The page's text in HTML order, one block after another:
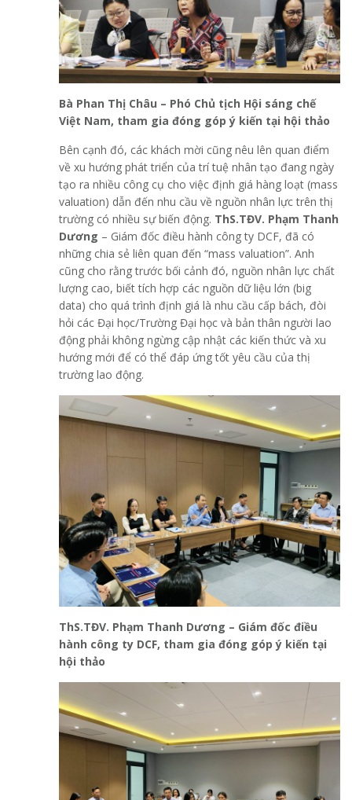
Bà Phan Thị Châu – Phó Chủ tịch Hội sáng chế
Việt Nam, tham gia đóng góp ý kiến tại hội thảo
Bên cạnh đó, các khách mời cũng nêu lên quan điểm
về xu hướng phát triển của trí tuệ nhân tạo đang ngày
tạo ra nhiều công cụ cho việc định giá hàng loạt (mass
valuation) dẫn đến nhu cầu về nguồn nhân lực trên thị
trường có nhiều sự biến động. ThS.TĐV. Phạm Thanh
Dương – Giám đốc điều hành công ty DCF, đã có
những chia sẻ liên quan đến “mass valuation”. Anh
cũng cho rằng trước bối cảnh đó, nguồn nhân lực chất
lượng cao, biết tích hợp các nguồn dữ liệu lớn (big
data) cho quá trình định giá là nhu cầu cấp bách, đòi
hỏi các Đại học/Trường Đại học và bản thân người lao
động phải không ngừng cập nhật các kiến thức và xu
hướng mới để có thể đáp ứng tốt yêu cầu của thị
trường lao động.
ThS.TĐV. Phạm Thanh Dương – Giám đốc điều
hành công ty DCF, tham gia đóng góp ý kiến tại
hội thảo